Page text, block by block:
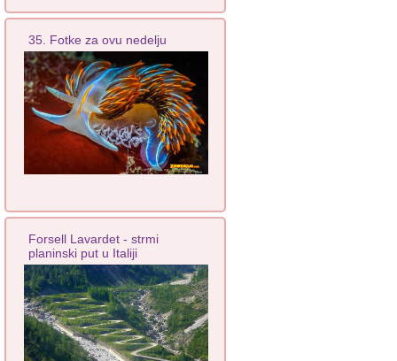
35. Fotke za ovu nedelju
Forsell Lavardet - strmi
planinski put u Italiji